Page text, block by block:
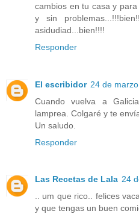
cambios en tu casa y
y sin
asidudiad...bien!!!!
Responder
El escribidor 24 de
Cuando vuelva a
lamprea. Colgaré y te
Un saludo.
Responder
Las Recetas de Lala 24
.. um que rico.. felices
y que tengas un buen